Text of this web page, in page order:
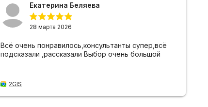
Екатерина Беляева
28 марта 2026
Всё очень понравилось,консультанты супер,всё
подсказали ,рассказали Выбор очень большой
2GIS